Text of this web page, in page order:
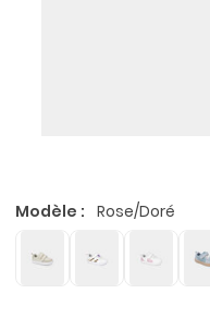
Modèle : Rose/Doré